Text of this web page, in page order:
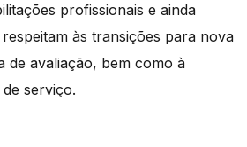
profissionais e ainda
às transições para nova
de avaliação, bem como à
serviço.